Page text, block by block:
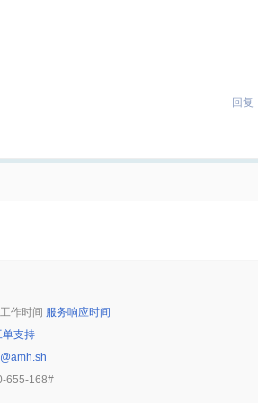
回复
作时间 服务响应时间
单支持
655-168#